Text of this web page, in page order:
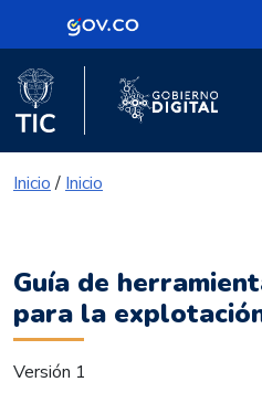
Logo Gobierno
Portal Gobierno
Logo del Ministerio TIC
Inicio/ Inicio
Guía de
para la
Versión 1